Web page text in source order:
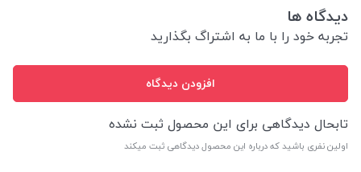
دیدگاه ها
تجربه خود را با ما به اشتراگ بگذارید
افزودن دیدگاه
تابحال دیدگاهی برای این محصول ثبت نشده
اولین نفری باشید که درباره این محصول دیدگاهی ثبت میکند